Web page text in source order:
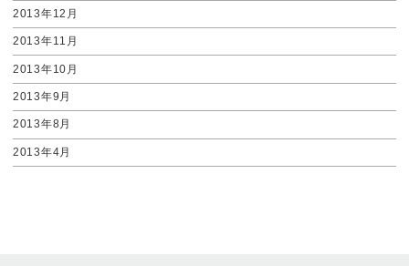
2013年12月
2013年11月
2013年10月
2013年9月
2013年8月
2013年4月